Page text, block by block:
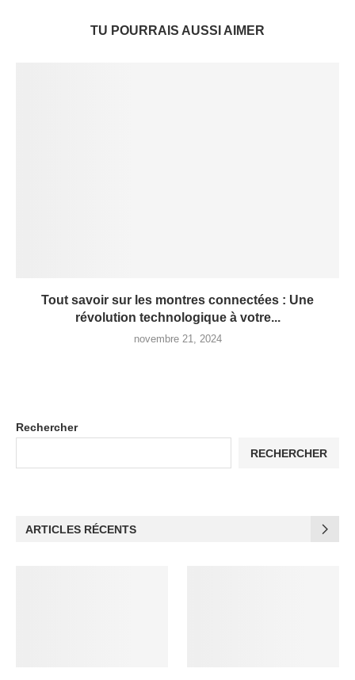
TU POURRAIS AUSSI AIMER
Tout savoir sur les montres connectées : Une
révolution technologique à votre...
novembre 21, 2024
Rechercher
RECHERCHER
ARTICLES RÉCENTS